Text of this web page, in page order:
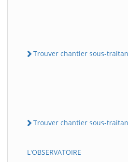
Trouver chantier sous-
Trouver chantier sous-
L'OBSERVATOIRE